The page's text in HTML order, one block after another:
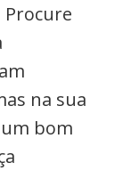
na sua
bom